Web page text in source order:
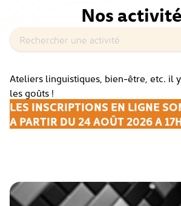
Nos
Ateliers linguistiques, bien-être, etc. il
les goûts !
LES INSCRIPTIONS EN LIGNE
A PARTIR DU 24 AOÛT 2026 A